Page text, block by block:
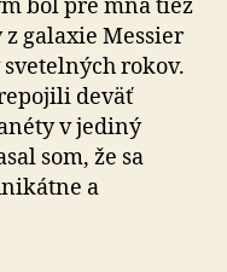
bol pre mňa tiež
galaxie Messier
rokov.
deväť
v jediný
som, že sa
a